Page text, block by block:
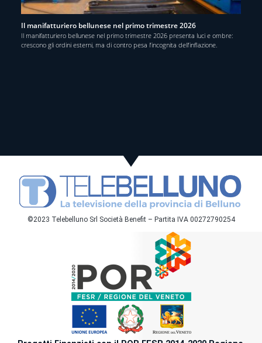
Il manifatturiero bellunese nel primo trimestre 2026
Il manifatturiero bellunese nel primo trimestre 2026 presenta luci e ombre:
crescono gli ordini esterni, ma di contro pesa l’incognita dell’inflazione.
©2023 Telebelluno Srl Società Benefit – Partita IVA 00272790254